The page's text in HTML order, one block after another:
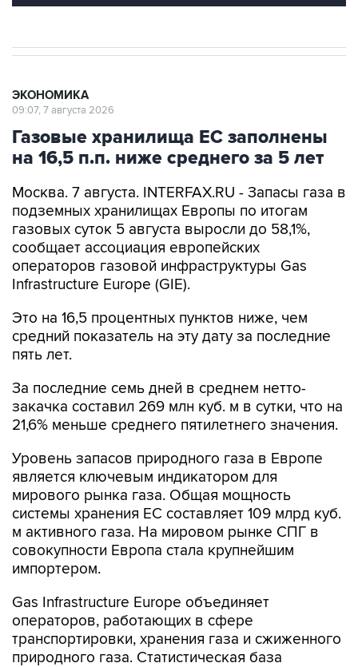
ЭКОНОМИКА
09:07, 7 августа 2026
Газовые хранилища ЕС заполнены
на 16,5 п.п. ниже среднего за 5 лет
Москва. 7 августа. INTERFAX.RU - Запасы газа в
подземных хранилищах Европы по итогам
газовых суток 5 августа выросли до 58,1%,
сообщает ассоциация европейских
операторов газовой инфраструктуры Gas
Infrastructure Europe (GIE).
Это на 16,5 процентных пунктов ниже, чем
средний показатель на эту дату за последние
пять лет.
За последние семь дней в среднем нетто-
закачка составил 269 млн куб. м в сутки, что на
21,6% меньше среднего пятилетнего значения.
Уровень запасов природного газа в Европе
является ключевым индикатором для
мирового рынка газа. Общая мощность
системы хранения ЕС составляет 109 млрд куб.
м активного газа. На мировом рынке СПГ в
совокупности Европа стала крупнейшим
импортером.
Gas Infrastructure Europe объединяет
операторов, работающих в сфере
транспортировки, хранения газа и сжиженного
природного газа. Статистическая база